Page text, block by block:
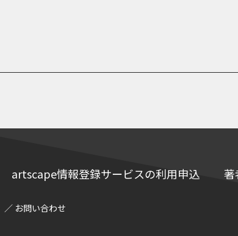
artscape情報登録サービスの利用申込 著
お問い合わせ